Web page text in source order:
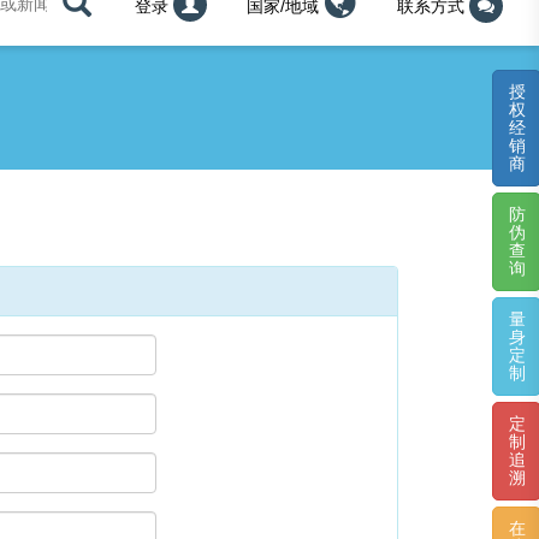
登录 国家/地域 联系方式
授
权
经
销
商
防
伪
查
询
量
身
定
制
定
制
追
溯
在